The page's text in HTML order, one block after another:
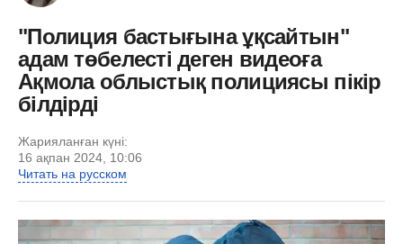
"Полиция бастығына ұқсайтын"
адам төбелесті деген видеоға
Ақмола облыстық полициясы пікір
білдірді
Жарияланған күні:
16 ақпан 2024, 10:06
Читать на русском